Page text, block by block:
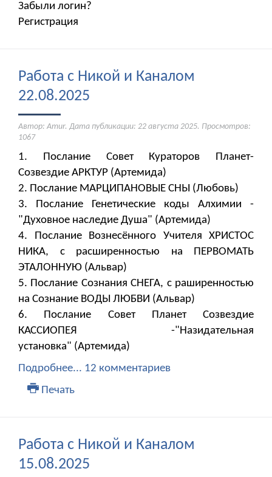
Забыли логин?
Регистрация
Работа с Никой и Каналом
22.08.2025
Автор: Amur. Дата публикации: 22 августа 2025. Просмотров:
1067
1. Послание Совет Кураторов Планет-
Созвездие АРКТУР (Артемида)
2. Послание МАРЦИПАНОВЫЕ СНЫ (Любовь)
3. Послание Генетические коды Алхимии -
"Духовное наследие Душа" (Артемида)
4. Послание Вознесённого Учителя ХРИСТОС
НИКА, с расширенностью на ПЕРВОМАТЬ
ЭТАЛОННУЮ (Альвар)
5. Послание Сознания СНЕГА, с раширенностью
на Сознание ВОДЫ ЛЮБВИ (Альвар)
6. Послание Совет Планет Созвездие
КАССИОПЕЯ -"Назидательная
установка" (Артемида)
Подробнее... 12 комментариев
Печать
Работа с Никой и Каналом
15.08.2025